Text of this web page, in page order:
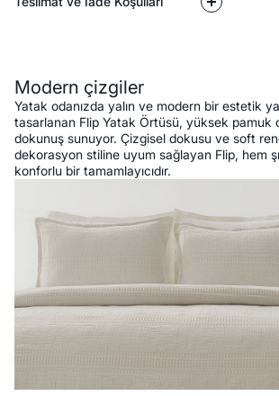
Modern çizgiler
Yatak odanızda yalın ve modern bir estetik
tasarlanan Flip Yatak Örtüsü, yüksek pamuk
dokunuş sunuyor. Çizgisel dokusu ve soft
dekorasyon stiline uyum sağlayan Flip, hem
konforlu bir tamamlayıcıdır.